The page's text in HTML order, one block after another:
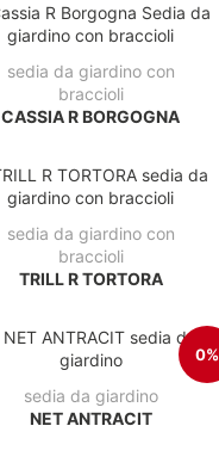
sedia da giardino con
braccioli
CASSIA R BORGOGNA
sedia da giardino con
braccioli
TRILL R TORTORA
0%
sedia da giardino
NET ANTRACIT